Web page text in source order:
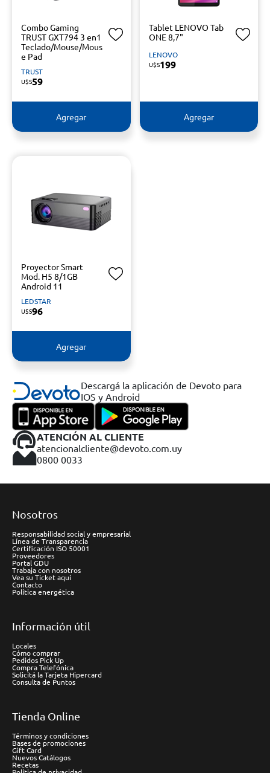
Combo Gaming
TRUST GXT794 3 en1
Teclado/Mouse/Mous
e Pad
TRUST
U$S59
Agregar
Tablet LENOVO Tab
ONE 8,7"
LENOVO
U$S199
Agregar
Proyector Smart
Mod. H5 8/1GB
Android 11
LEDSTAR
U$S96
Agregar
Descargá la aplicación de Devoto para
IOS y Android
ATENCIÓN AL CLIENTE
atencionalcliente@devoto.com.uy
0800 0033
Nosotros
Responsabilidad social y empresarial
Línea de Transparencia
Certificación ISO 50001
Proveedores
Portal GDU
Trabaja con nosotros
Vea su Ticket aquí
Contacto
Política energética
Información útil
Locales
Cómo comprar
Pedidos Pick Up
Compra Telefónica
Solicitá la Tarjeta Hipercard
Consulta de Puntos
Tienda Online
Términos y condiciones
Bases de promociones
Gift Card
Nuevos Catálogos
Recetas